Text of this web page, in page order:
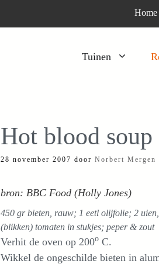
Home
Tuinen
Kruiden
Moestuin
Hot blood soup
28 november 2007 door Norbert Mergen
bron: BBC Food (Holly Jones)
450 gr bieten, rauw; 1 eetl olijfolie; 2
(blikken) tomaten in stukjes; peper & zout
Verhit de oven op 200o C.
Wikkel de ongeschilde bieten in